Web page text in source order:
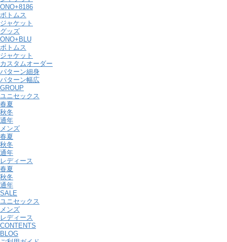
ONO+8186
ボトムス
ジャケット
グッズ
ONO+BLU
ボトムス
ジャケット
カスタムオーダー
パターン細身
パターン幅広
GROUP
ユニセックス
春夏
秋冬
通年
メンズ
春夏
秋冬
通年
レディース
春夏
秋冬
通年
SALE
ユニセックス
メンズ
レディース
CONTENTS
BLOG